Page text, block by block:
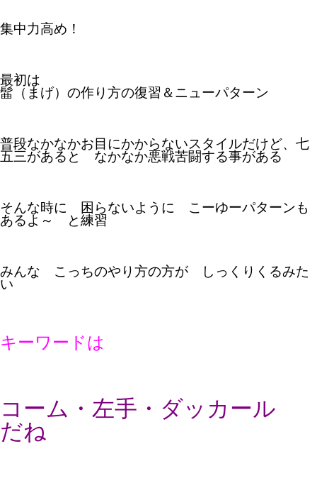
集中力高め！
最初は
髷（まげ）の作り方の復習＆ニューパターン
普段なかなかお目にかからないスタイルだけど、七
五三があると なかなか悪戦苦闘する事がある
そんな時に 困らないように こーゆーパターンも
あるよ～ と練習
みんな こっちのやり方の方が しっくりくるみた
い
キーワードは
コーム・左手・ダッカール
だね